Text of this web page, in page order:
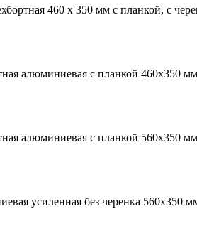
460 х 350 мм с планкой, с
алюминиевая с планкой 460х350 мм
алюминиевая с планкой 560х350 мм
усиленная без черенка 560х350